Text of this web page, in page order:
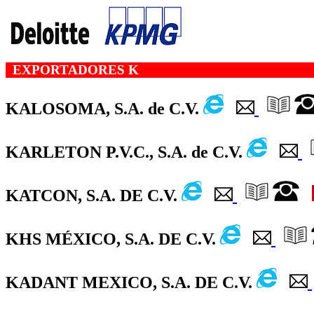
EXPORTADORES K
KALOSOMA, S.A. de C.V.
KARLETON P.V.C., S.A. de C.V.
KATCON, S.A. DE C.V.
KHS MÉXICO, S.A. DE C.V.
KADANT MEXICO, S.A. DE C.V.